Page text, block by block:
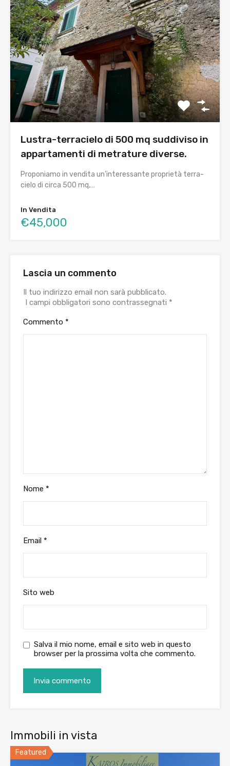
Lustra-terracielo di 500 mq suddiviso in
appartamenti di metrature diverse.
Proponiamo in vendita un’interessante proprietà terra-
cielo di circa 500 mq,…
In Vendita
€45,000
Lascia un commento
Il tuo indirizzo email non sarà pubblicato.
I campi obbligatori sono contrassegnati *
Commento *
Nome *
Email *
Sito web
Salva il mio nome, email e sito web in questo
browser per la prossima volta che commento.
Immobili in vista
Featured